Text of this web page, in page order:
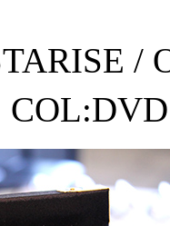
/